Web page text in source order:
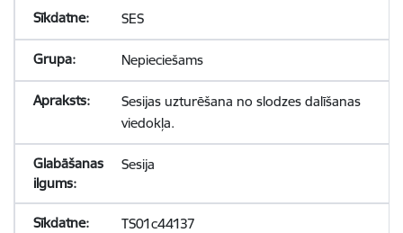
SES
Nepieciešams
Sesijas uzturēšana no slodzes dalīšanas
viedokļa.
Sesija
TS01c44137